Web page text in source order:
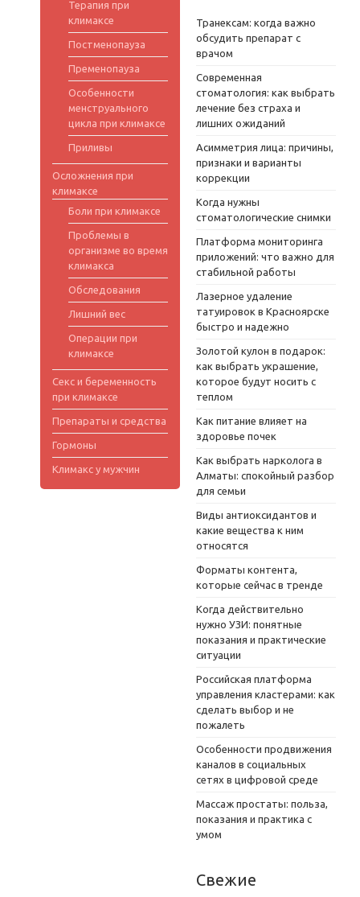
Терапия при
климаксе
Постменопауза
Пременопауза
Особенности
менструального
цикла при климаксе
Приливы
Осложнения при
климаксе
Боли при климаксе
Проблемы в
организме во время
климакса
Обследования
Лишний вес
Операции при
климаксе
Секс и беременность
при климаксе
Препараты и средства
Гормоны
Климакс у мужчин
Транексам: когда важно
обсудить препарат с
врачом
Современная
стоматология: как выбрать
лечение без страха и
лишних ожиданий
Асимметрия лица: причины,
признаки и варианты
коррекции
Когда нужны
стоматологические снимки
Платформа мониторинга
приложений: что важно для
стабильной работы
Лазерное удаление
татуировок в Красноярске
быстро и надежно
Золотой кулон в подарок:
как выбрать украшение,
которое будут носить с
теплом
Как питание влияет на
здоровье почек
Как выбрать нарколога в
Алматы: спокойный разбор
для семьи
Виды антиоксидантов и
какие вещества к ним
относятся
Форматы контента,
которые сейчас в тренде
Когда действительно
нужно УЗИ: понятные
показания и практические
ситуации
Российская платформа
управления кластерами: как
сделать выбор и не
пожалеть
Особенности продвижения
каналов в социальных
сетях в цифровой среде
Массаж простаты: польза,
показания и практика с
умом
Свежие